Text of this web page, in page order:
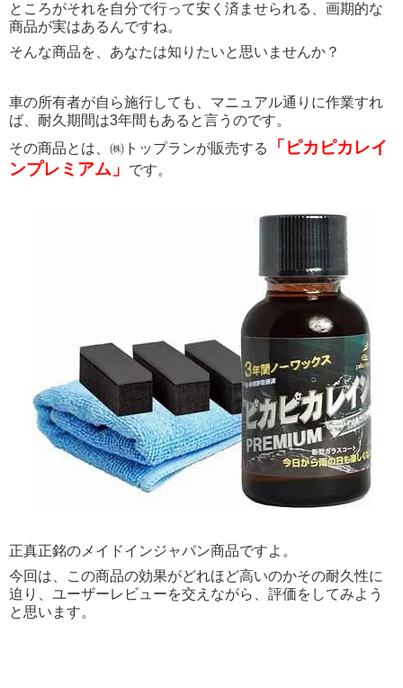
ところがそれを自分で行って安く済ませられる、画期的な
商品が実はあるんですね。
そんな商品を、あなたは知りたいと思いませんか？
車の所有者が自ら施行しても、マニュアル通りに作業すれ
ば、耐久期間は3年間もあると言うのです。
その商品とは、㈱トップランが販売する
「ピカピカレイ
ンプレミアム」
です。
正真正銘のメイドインジャパン商品ですよ。
今回は、この商品の効果がどれほど高いのかその耐久性に
迫り、ユーザーレビューを交えながら、評価をしてみよう
と思います。